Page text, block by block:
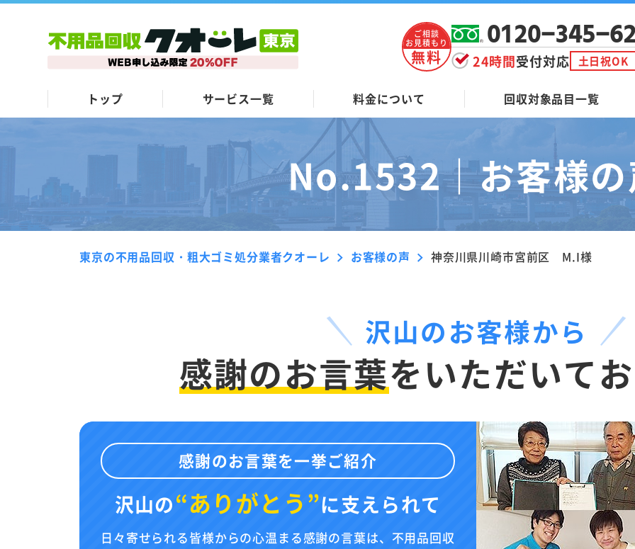
ご相談
お見積もり
無料
0120-345-
24時間受付対応 土日祝OK
トップ サービス一覧 料金について 回収対象品目一覧
No.1532｜お客様
東京の不用品回収・粗大ゴミ処分業者クオーレ お客様の声 神奈川県川崎市宮前区 M.I様
沢山のお客様から
感謝のお言葉をいただいて
感謝のお言葉を一挙ご紹介
沢山の“ありがとう”に支えられて
日々寄せられる皆様からの心温まる感謝の言葉は、不用品回収